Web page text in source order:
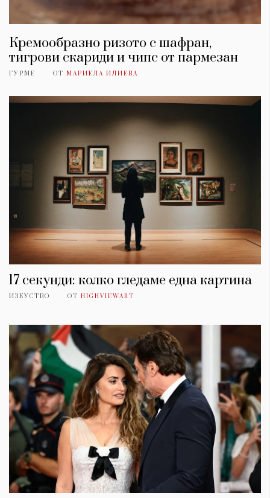
Кремообразно ризото с шафран,
тигрови скариди и чипс от пармезан
ГУРМЕ ОТ МАРИЕЛА ИЛИЕВА
17 секунди: колко гледаме една картина
ИЗКУСТВО ОТ HIGHVIEWART